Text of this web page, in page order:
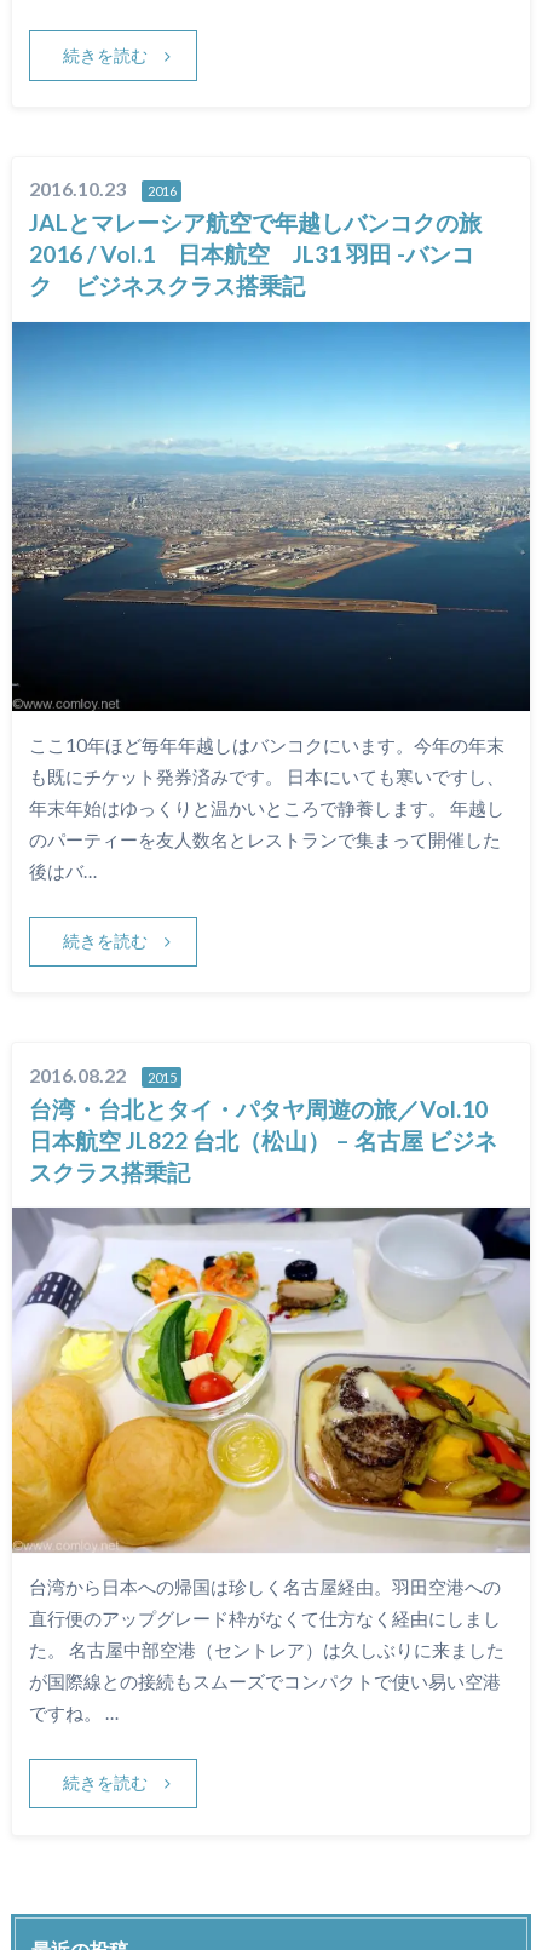
続きを読む
2016.10.23 2016
JALとマレーシア航空で年越しバンコクの旅
2016 / Vol.1 日本航空 JL31 羽田 -バンコ
ク ビジネスクラス搭乗記
ここ10年ほど毎年年越しはバンコクにいます。今年の年末
も既にチケット発券済みです。 日本にいても寒いですし、
年末年始はゆっくりと温かいところで静養します。 年越し
のパーティーを友人数名とレストランで集まって開催した
後はバ…
続きを読む
2016.08.22 2015
台湾・台北とタイ・パタヤ周遊の旅／Vol.10
日本航空 JL822 台北（松山） – 名古屋 ビジネ
スクラス搭乗記
台湾から日本への帰国は珍しく名古屋経由。羽田空港への
直行便のアップグレード枠がなくて仕方なく経由にしまし
た。 名古屋中部空港（セントレア）は久しぶりに来ました
が国際線との接続もスムーズでコンパクトで使い易い空港
ですね。 …
続きを読む